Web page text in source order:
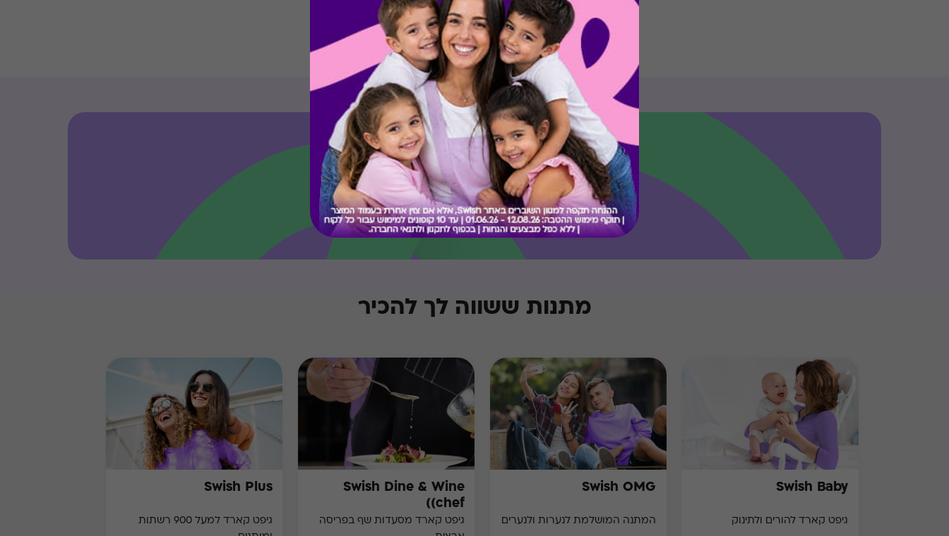
קיבלת מתנה כזו?
בירור יתרה בכרטיס
מתנות ששווה לך להכיר
Swish Baby
גיפט קארד להורים ולתינוק
Swish OMG
המתנה המושלמת לנערות ולנערים
Swish Dine & Wine
(chef)
גיפט קארד מסעדות שף בפריסה
Swish Plus
גיפט קארד למעל 900 רשתות